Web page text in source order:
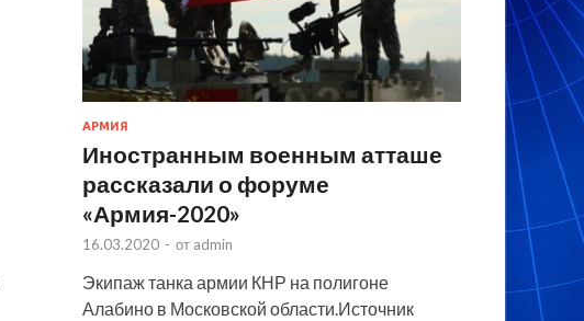
АРМИЯ
Иностранным военным атташе
рассказали о форуме
«Армия-2020»
16.03.2020 - от admin
Экипаж танка армии КНР на полигоне
Алабино в Московской области.Источник